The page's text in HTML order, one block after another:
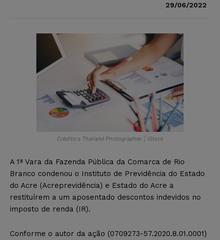
29/06/2022
Crédito:s Thailand Photographer. | iStock
A 1ª Vara da Fazenda Pública da Comarca de Rio
Branco condenou o Instituto de Previdência do Estado
do Acre (Acreprevidência) e Estado do Acre a
restituírem a um aposentado descontos indevidos no
imposto de renda (IR).
Conforme o autor da ação (0709273-57.2020.8.01.0001)